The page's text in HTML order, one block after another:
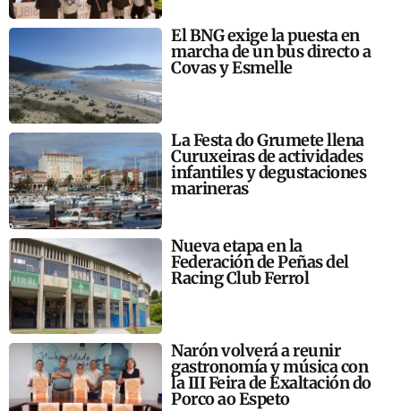
El BNG exige la puesta en
marcha de un bus directo a
Covas y Esmelle
La Festa do Grumete llena
Curuxeiras de actividades
infantiles y degustaciones
marineras
Nueva etapa en la
Federación de Peñas del
Racing Club Ferrol
Narón volverá a reunir
gastronomía y música con
la III Feira de Exaltación do
Porco ao Espeto